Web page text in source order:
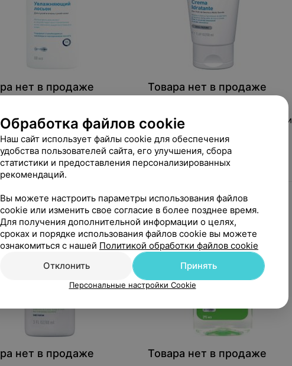
нет в продаже
Увлажняющий лосьон для
и очень сухой кожи лица и
88 мл
Товара нет в продаже
сухой и очень сухой кожи лица и
тела, 50 мл
нет в продаже Товара нет в продаже
Обработка файлов cookie
Наш сайт использует файлы cookie для обеспечения
удобства пользователей сайта, его улучшения, сбора
статистики и предоставления персонализированных
рекомендаций.
Вы можете настроить параметры использования файлов
cookie или изменить свое согласие в более позднее время.
Для получения дополнительной информации о целях,
сроках и порядке использования файлов cookie вы можете
ознакомиться с нашей Политикой обработки файлов cookie
Отклонить
Принять
Персональные настройки Cookie